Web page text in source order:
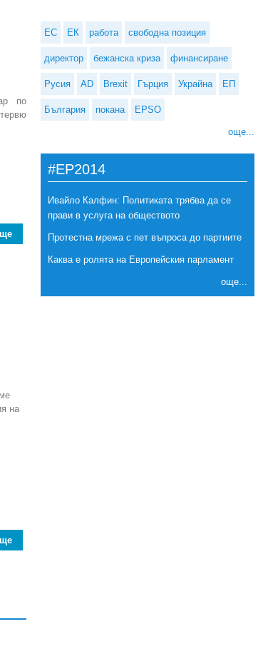
по
about Кристалина Георгиева: Изпитваме много
на
ЕС ЕК работа свободна позиция
директор бежанска криза финансиране
Русия AD Brexit Гърция Украйна ЕП
България покана EPSO
още...
#EP2014
Ивайло Калфин: Политиката трябва да се
прави в услуга на обществото
Протестна мрежа с пет въпроса до партиите
Каква е ролята на Европейския парламент
още...